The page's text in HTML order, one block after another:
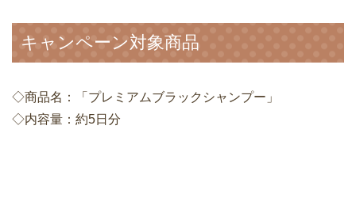
キャンペーン対象商品
◇商品名：「プレミアムブラックシャンプー」
◇内容量：約5日分